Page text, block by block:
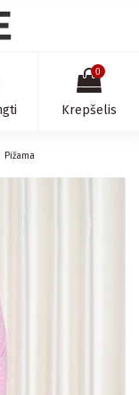
0
Krepšelis
Pižama